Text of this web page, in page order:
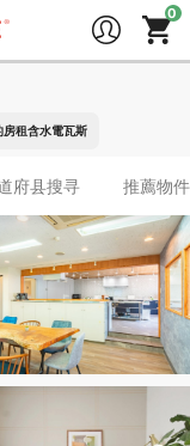
房租含水電瓦斯
府县搜寻 推薦物件